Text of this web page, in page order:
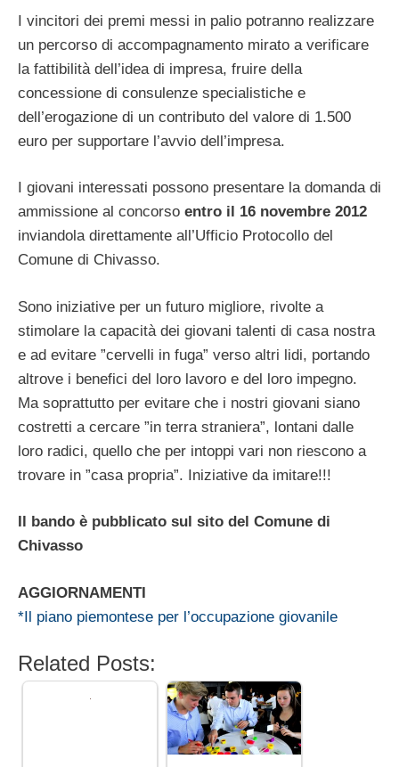
I vincitori dei premi messi in palio potranno realizzare
un percorso di accompagnamento mirato a verificare
la fattibilità dell’idea di impresa, fruire della
concessione di consulenze specialistiche e
dell’erogazione di un contributo del valore di 1.500
euro per supportare l’avvio dell’impresa.
I giovani interessati possono presentare la domanda di
ammissione al concorso entro il 16 novembre 2012
inviandola direttamente all’Ufficio Protocollo del
Comune di Chivasso.
Sono iniziative per un futuro migliore, rivolte a
stimolare la capacità dei giovani talenti di casa nostra
e ad evitare ”cervelli in fuga” verso altri lidi, portando
altrove i benefici del loro lavoro e del loro impegno.
Ma soprattutto per evitare che i nostri giovani siano
costretti a cercare ”in terra straniera”, lontani dalle
loro radici, quello che per intoppi vari non riescono a
trovare in ”casa propria”. Iniziative da imitare!!!
Il bando è pubblicato sul sito del Comune di
Chivasso
AGGIORNAMENTI
*Il piano piemontese per l’occupazione giovanile
Related Posts: